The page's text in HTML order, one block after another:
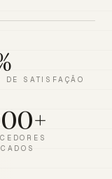
DE SATISFAÇÃO